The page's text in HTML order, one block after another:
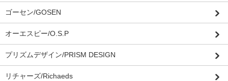
ゴーセン/GOSEN
オーエスピー/O.S.P
プリズムデザイン/PRISM DESIGN
リチャーズ/Richaeds